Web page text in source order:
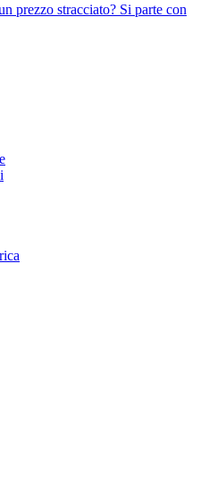
prezzo stracciato? Si parte con